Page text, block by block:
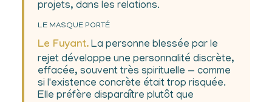
projets, dans les relations.
LE MASQUE PORTÉ
Le Fuyant. La personne blessée par le
rejet développe une personnalité discrète,
effacée, souvent très spirituelle — comme
si l'existence concrète était trop risquée.
Elle préfère disparaître plutôt que